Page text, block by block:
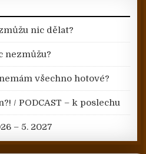
nic dělat?
nezmůžu?
všechno hotové?
/ PODCAST – k poslechu
– 5. 2027